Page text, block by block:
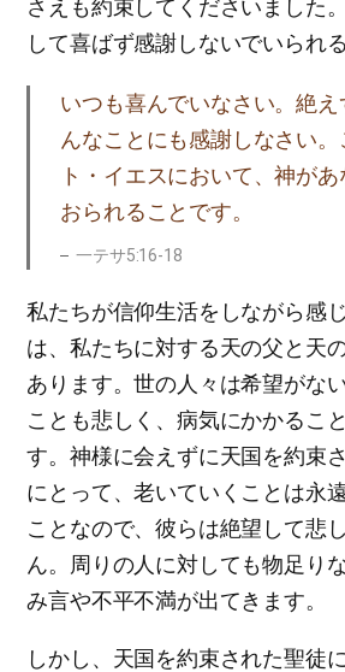
さえも約束してくださいました
して喜ばず感謝しないでいられ
いつも喜んでいなさい。絶
んなことにも感謝しなさい
ト・イエスにおいて、神が
おられることです。
一テサ5:16-18
私たちが信仰生活をしながら感
は、私たちに対する天の父と天
あります。世の人々は希望がな
ことも悲しく、病気にかかるこ
す。神様に会えずに天国を約束
にとって、老いていくことは永
ことなので、彼らは絶望して悲
ん。周りの人に対しても物足り
み言や不平不満が出てきます。
しかし、天国を約束された聖徒